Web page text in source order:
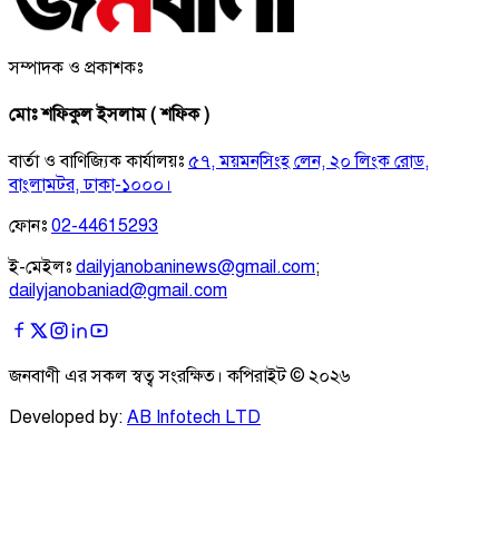
সম্পাদক ও প্রকাশকঃ
মোঃ শফিকুল ইসলাম ( শফিক )
বার্তা ও বাণিজ্যিক কার্যালয়ঃ ৫৭, ময়মনসিংহ লেন, ২০ লিংক রোড,
বাংলামটর, ঢাকা-১০০০।
ফোনঃ 02-44615293
ই-মেইলঃ dailyjanobaninews@gmail.com;
dailyjanobaniad@gmail.com
জনবাণী এর সকল স্বত্ব সংরক্ষিত। কপিরাইট © ২০২৬
Developed by: AB Infotech LTD